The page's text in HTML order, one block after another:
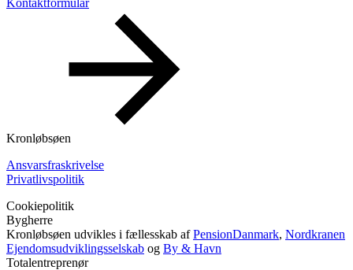
Kontaktformular
Kronløbsøen
Ansvarsfraskrivelse
Privatlivspolitik
Cookiepolitik
Bygherre
Kronløbsøen udvikles i fællesskab afPensionDanmark, Nordkranen
Ejendomsudviklingsselskab og By & Havn
Totalentreprenør